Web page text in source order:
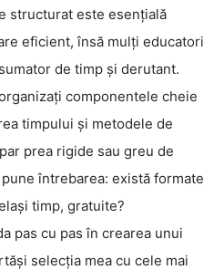
structurat este esențială
eficient, însă mulți educatori
de timp și derutant.
componentele cheie
timpului și metodele de
prea rigide sau greu de
întrebarea: există formate
timp, gratuite?
pas cu pas în crearea unui
selecția mea cu cele mai